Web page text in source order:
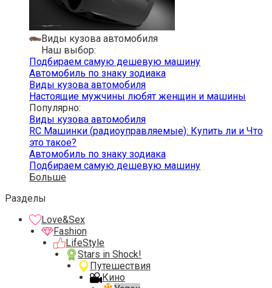
Виды кузова автомобиля
Наш выбор:
Подбираем самую дешевую машину
Автомобиль по знаку зодиака
Виды кузова автомобиля
Настоящие мужчины любят женщин и машины
Популярно:
Виды кузова автомобиля
RC Машинки (радиоуправляемые): Купить ли и Что
это такое?
Автомобиль по знаку зодиака
Подбираем самую дешевую машину
Больше
Разделы
Love&Sex
Fashion
LifeStyle
Stars in Shock!
Путешествия
Кино